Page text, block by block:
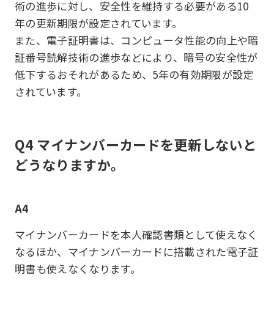
術の進歩に対し、安全性を維持する必要がある10
年の更新期限が設定されています。
また、電子証明書は、コンピュータ性能の向上や暗
証番号読解技術の進歩などにより、暗号の安全性が
低下するおそれがあるため、5年の有効期限が設定
されています。
Q4 マイナンバーカードを更新しないと
どうなりますか。
A4
マイナンバーカードを本人確認書類として使えなく
なるほか、マイナンバーカードに搭載された電子証
明書も使えなくなります。